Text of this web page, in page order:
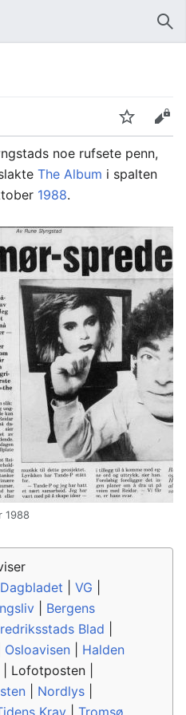
Søk
Overvåk
Rediger
noe rufsete penn,
The Album i spalten
1988.
1988
Dagbladet VG
| Bergens
Blad
Osloavisen
Halden
Lofotposten
Nordlys
Krav Tromsø